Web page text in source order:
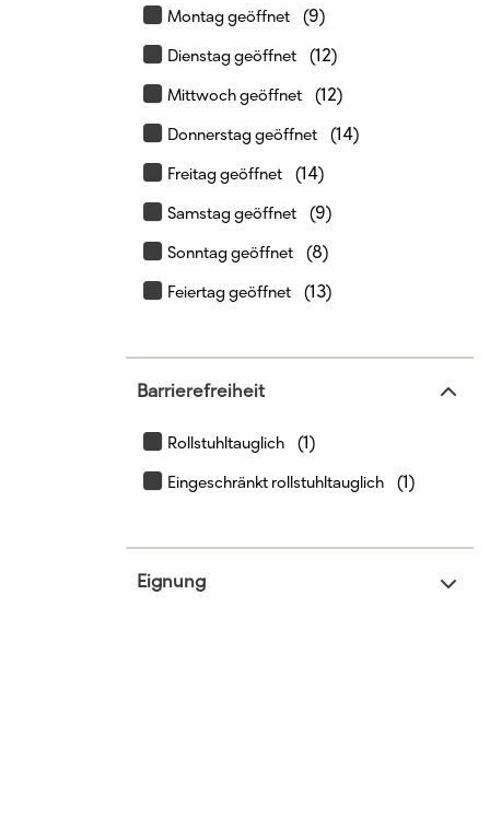
Montag geöffnet (9)
Dienstag geöffnet (12)
Mittwoch geöffnet (12)
Donnerstag geöffnet (14)
Freitag geöffnet (14)
Samstag geöffnet (9)
Sonntag geöffnet (8)
Feiertag geöffnet (13)
Barrierefreiheit
Rollstuhltauglich (1)
Eingeschränkt rollstuhltauglich (1)
Eignung